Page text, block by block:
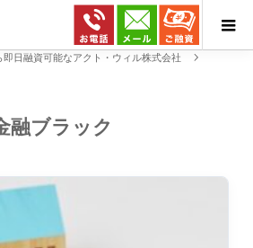
日融資可能なアクト・ウィル株式会社
融ブラック